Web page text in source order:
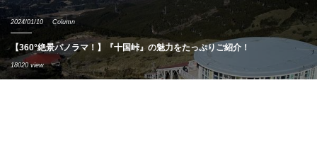
2024/01/10 Column
【360°絶景パノラマ！】『十国峠』の魅力をたっぷりご紹介！
18020 view